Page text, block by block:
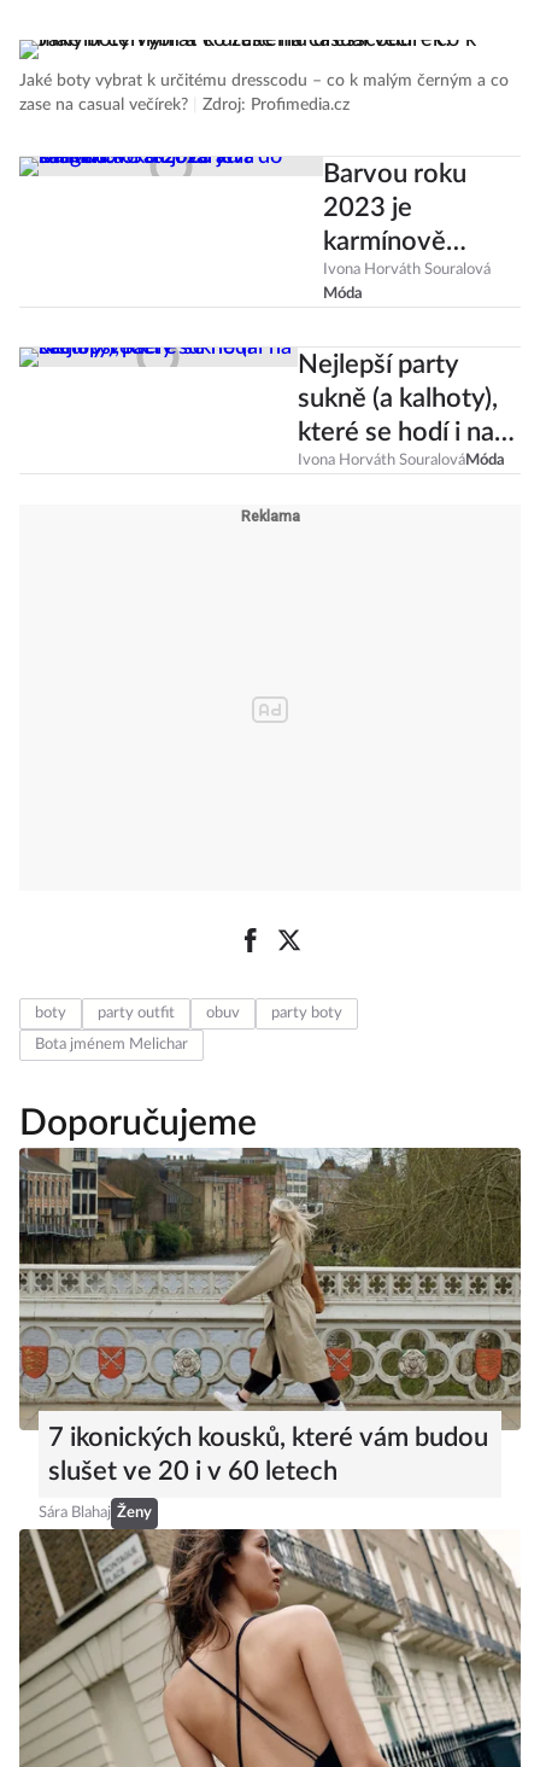
Jaké boty vybrat k určitému dresscodu – co k malým černým a co
zase na casual večírek?
Zdroj: Profimedia.cz
Barvou roku
2023 je
karmínově
růžová Viva
Magenta. Jak ji
zařadit do
šatníku?
Ivona Horváth Souralová
Móda
Nejlepší party
sukně (a kalhoty),
které se hodí i na
Štědrý večer
Ivona Horváth SouralováMóda
boty party outfit obuv
party boty
Bota jménem Melichar
Doporučujeme
7 ikonických kousků, které vám budou
slušet ve 20 i v 60 letech
Sára Blahaj Ženy